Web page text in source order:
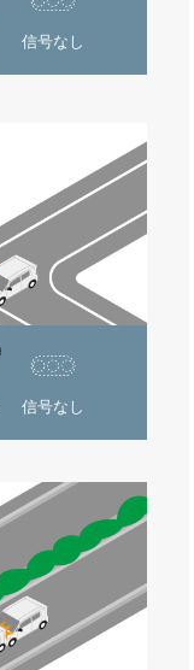
信号なし
信号なし